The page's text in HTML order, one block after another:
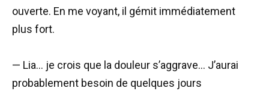
ouverte. En me voyant, il gémit immédiatement
plus fort.
— Lia… je crois que la douleur s’aggrave… J’aurai
probablement besoin de quelques jours